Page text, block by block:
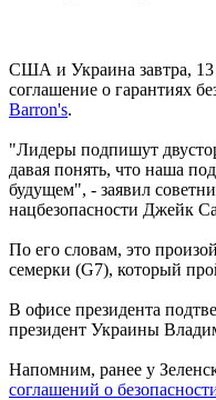
США и Украина завтра,
соглашение о гарантиях
Barron's.
"Лидеры подпишут
давая понять, что наша
будущем", - заявил
нацбезопасности Джейк
По его словам, это
семерки (G7), который
В офисе президента
президент Украины
Напомним, ранее у
соглашений о